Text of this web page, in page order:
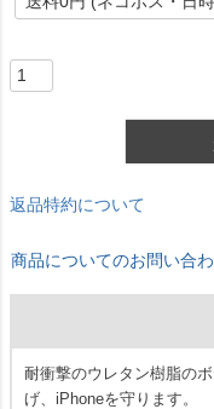
必
返品特約について
商品についてのお問い合
耐衝撃のウレタン樹脂の
げ、iPhoneを守ります。